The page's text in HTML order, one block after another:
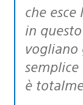
che
in
vogliano
è